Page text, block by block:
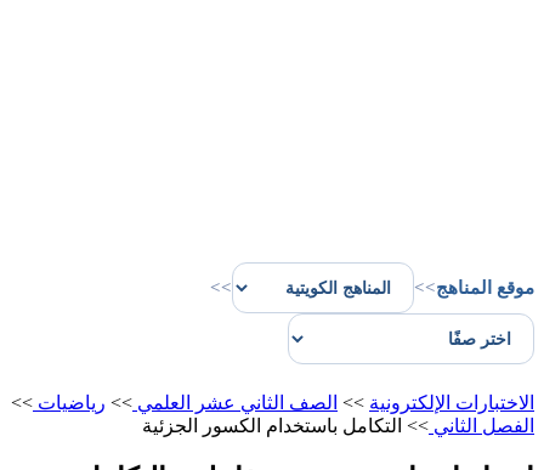
موقع المناهج>>
>>
الاختبارات الإلكترونية >> الصف الثاني عشر العلمي >> رياضيات >>
الفصل الثاني >> التكامل باستخدام الكسور الجزئية